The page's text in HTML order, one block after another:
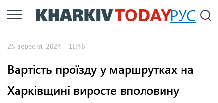
Перейти
до
РУС
25 вересня, 2024 - 11:46
Вартість проїзду у маршрутках на
Харківщині виросте вполовину